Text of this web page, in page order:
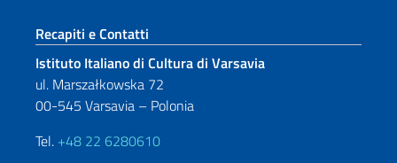
Sezione footer
Recapiti e Contatti
Istituto Italiano di Cultura di Varsavia
ul. Marszałkowska 72
00-545 Varsavia – Polonia
Tel. +48 22 6280610